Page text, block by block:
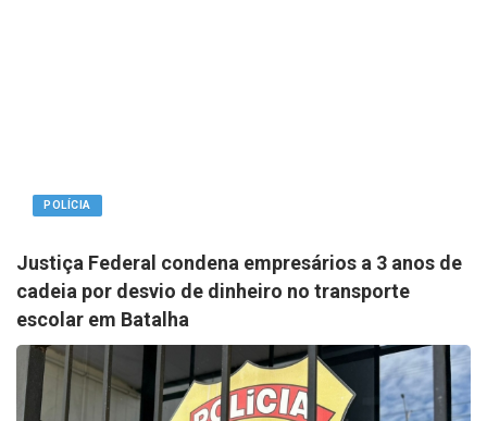
POLÍCIA
Justiça Federal condena empresários a 3 anos de
cadeia por desvio de dinheiro no transporte
escolar em Batalha